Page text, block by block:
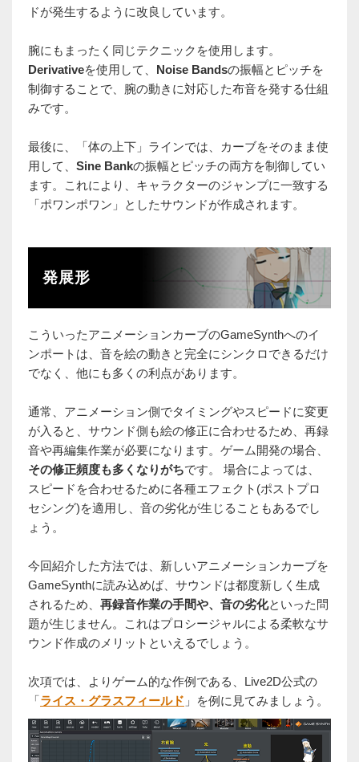
ドが発生するように改良しています。
腕にもまったく同じテクニックを使用します。
Derivativeを使用して、 Noise Bandsの振幅とピッチを
制御することで、腕の動きに対応した布音を発する仕組
みです。
最後に、「体の上下」ラインでは、カーブをそのまま使
用して、 Sine Bankの振幅とピッチの両方を制御してい
ます。これにより、キャラクターのジャンプに一致する
「ポワンポワン」としたサウンドが作成されます。
発展形
こういったアニメーションカーブのGameSynthへのイ
ンポートは、音を絵の動きと完全にシンクロできるだけ
でなく、他にも多くの利点があります。
通常、アニメーション側でタイミングやスピードに変更
が入ると、サウンド側も絵の修正に合わせるため、再録
音や再編集作業が必要になります。ゲーム開発の場合、
その修正頻度も多くなりがちです。 場合によっては、
スピードを合わせるために各種エフェクト(ポストプロ
セシング)を適用し、音の劣化が生じることもあるでし
ょう。
今回紹介した方法では、新しいアニメーションカーブを
GameSynthに読み込めば、サウンドは都度新しく生成
されるため、 再録音作業の手間や、音の劣化といった問
題が生じません。これはプロシージャルによる柔軟なサ
ウンド作成のメリットといえるでしょう。
次項では、よりゲーム的な作例である、Live2D公式の
「ライス・グラスフィールド 」を例に見てみましょう。